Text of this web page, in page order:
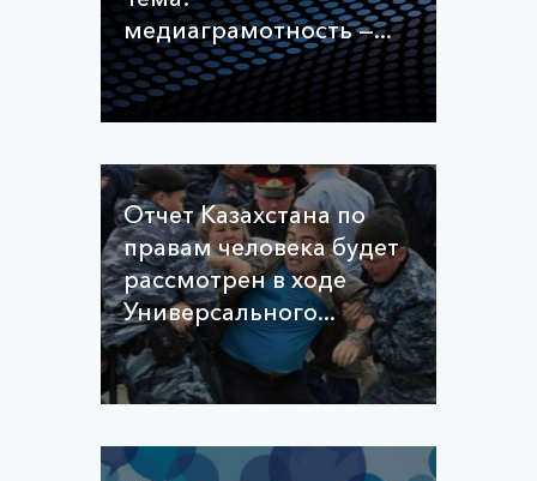
медиаграмотность —...
Отчет Казахстана по
правам человека будет
рассмотрен в ходе
Универсального...